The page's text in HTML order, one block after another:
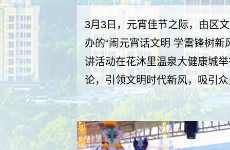
3月3日，元宵佳节之际，由区
办的“闹元宵话文明 学雷锋树新
讲活动在花沐里温泉大健康城
论，引领文明时代新风，吸引